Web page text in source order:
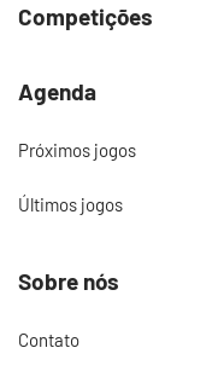
Competições
Agenda
Próximos jogos
Últimos jogos
Sobre nós
Contato